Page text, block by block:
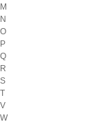
M
N
O
P
Q
R
S
T
V
W